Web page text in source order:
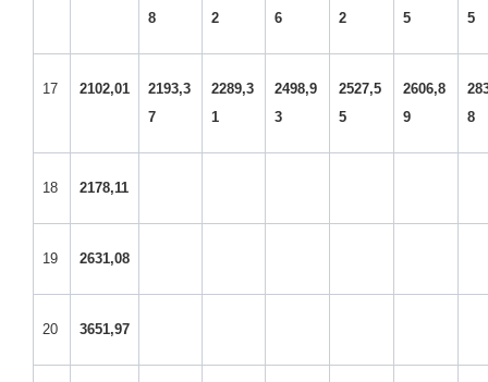
8
2
6
2
5
5
17 2102,01
2193,3
7
2289,3
1
2498,9
3
2527,5
5
2606,8
9
8
18 2178,11
19 2631,08
20 3651,97